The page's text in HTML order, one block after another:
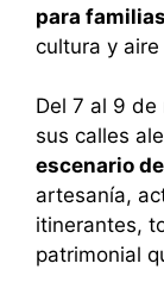
para
cultura y
Del 7 al 9 de
sus calles
escenario
artesanía,
itinerantes,
patrimonial